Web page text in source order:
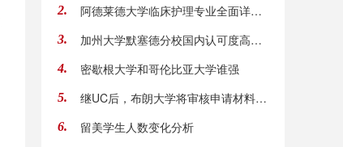
2. 阿德莱德大学临床护理专业全面详解 就业前景
3. 加州大学默塞德分校国内认可度高不高？
4. 密歇根大学和哥伦比亚大学谁强
5. 继UC后，布朗大学将审核申请材料的真实性
6. 留美学生人数变化分析